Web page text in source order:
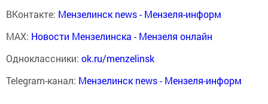
ВКонтакте: Мензелинск news - Мензеля-информ
MAX: Новости Мензелинска - Мензеля онлайн
Одноклассники: ok.ru/menzelinsk
Telegram-канал: Мензелинск news - Мензеля-информ